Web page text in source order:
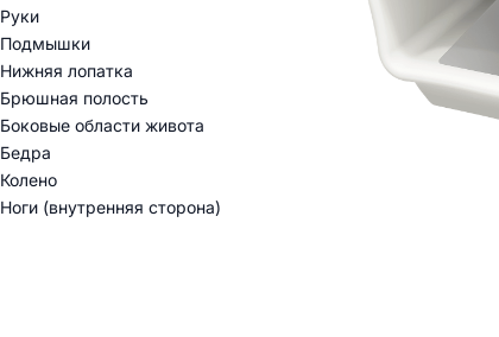
Руки
Подмышки
Нижняя лопатка
Брюшная полость
Боковые области живота
Бедра
Колено
Ноги (внутренняя сторона)